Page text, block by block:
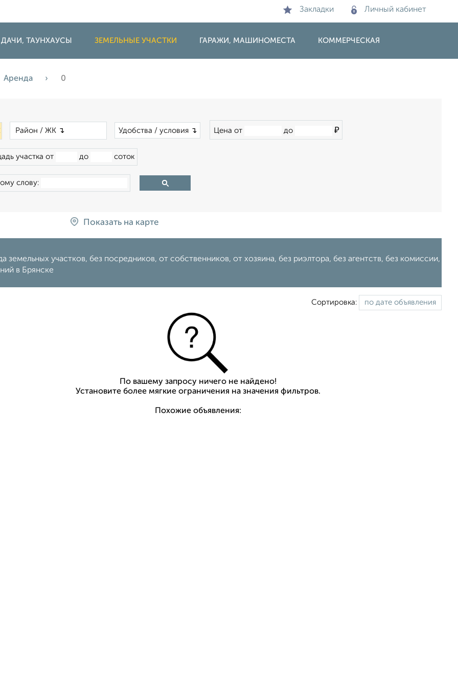
Закладки Личный кабинет
ТАУНХАУСЫ ЗЕМЕЛЬНЫЕ УЧАСТКИ ГАРАЖИ, МАШИНОМЕСТА КОММЕРЧЕСКАЯ
Аренда 0
Удобства / условия ↴ Цена от до ₽
участка от до соток
слову:
Показать на карте
земельных участков, без посредников, от собственников, от хозяина, без риэлтора, без агентств, без комиссии,
в Брянске
Сортировка:
По вашему запросу ничего не найдено!
Установите более мягкие ограничения на значения фильтров.
Похожие объявления: